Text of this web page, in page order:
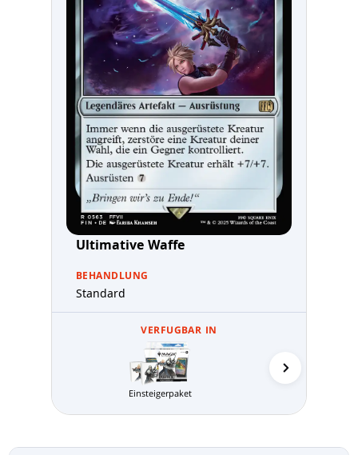
Ultimative Waffe
BEHANDLUNG
Standard
VERFUGBAR IN
Einsteigerpaket